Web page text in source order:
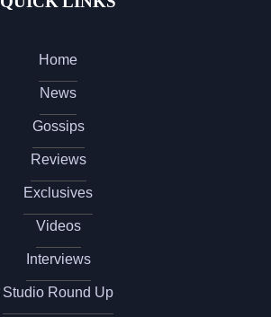
Home
News
Gossips
Reviews
Exclusives
Videos
Interviews
Studio Round Up